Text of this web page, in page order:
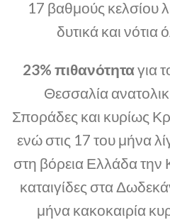
17 βαθμούς κελσίου
δυτικά και νότια
23% πιθανότηταγια
Θεσσαλία
Σποράδες και κυρίως
ενώ στις 17 του μήνα
στη βόρεια Ελλάδα την
καταιγίδες στα
μήνα κακοκαιρία